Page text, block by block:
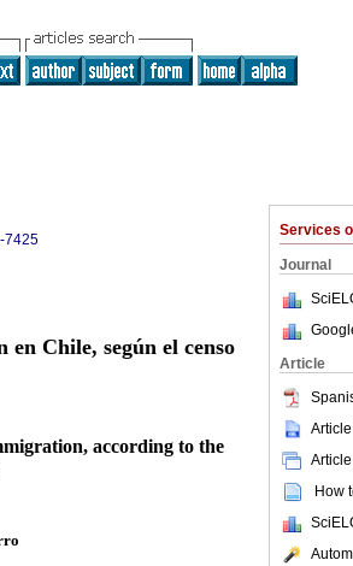
Services
Journal
Article
How
7425
Chile, según el censo
according to the